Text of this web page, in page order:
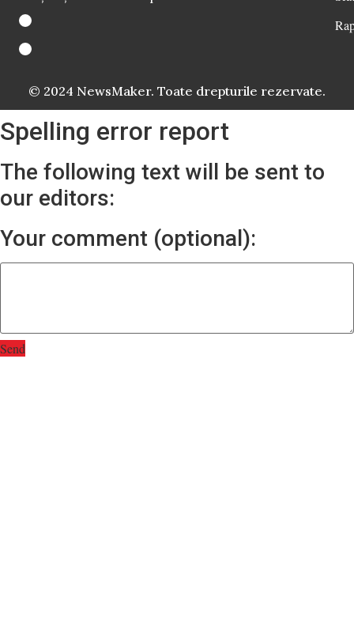
© 2024 NewsMaker. Toate drepturile rezervate.
Spelling error report
The following text will be sent to
our editors:
Your comment (optional):
Send